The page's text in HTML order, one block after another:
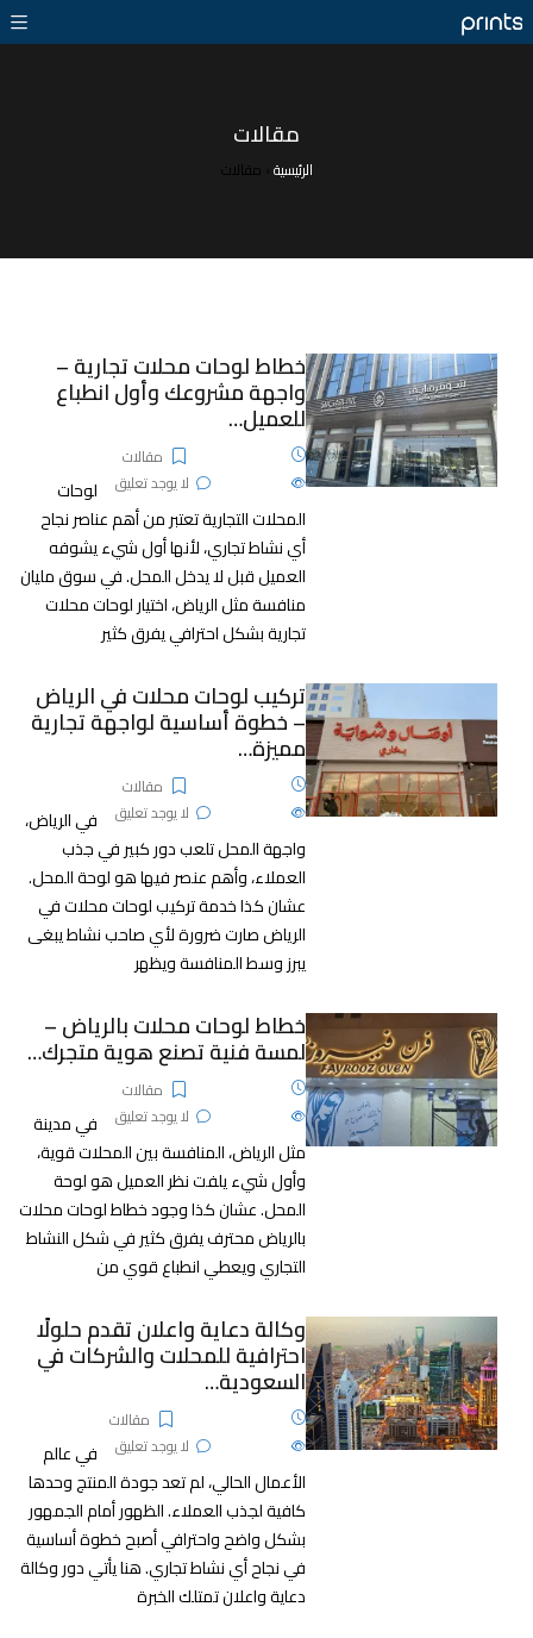
مقالات
الرئيسية مقالات
خطاط لوحات محلات تجارية –
واجهة مشروعك وأول انطباع
للعميل…
مقالات
لا يوجد تعليق
لوحات
المحلات التجارية تعتبر من أهم عناصر نجاح
أي نشاط تجاري، لأنها أول شيء يشوفه
العميل قبل لا يدخل المحل. في سوق مليان
منافسة مثل الرياض، اختيار لوحات محلات
تجارية بشكل احترافي يفرق كثير
تركيب لوحات محلات في الرياض
– خطوة أساسية لواجهة تجارية
مميزة…
مقالات
لا يوجد تعليق
في الرياض،
واجهة المحل تلعب دور كبير في جذب
العملاء، وأهم عنصر فيها هو لوحة المحل.
عشان كذا خدمة تركيب لوحات محلات في
الرياض صارت ضرورة لأي صاحب نشاط يبغى
يبرز وسط المنافسة ويظهر
خطاط لوحات محلات بالرياض –
لمسة فنية تصنع هوية متجرك…
مقالات
لا يوجد تعليق
في مدينة
مثل الرياض، المنافسة بين المحلات قوية،
وأول شيء يلفت نظر العميل هو لوحة
المحل. عشان كذا وجود خطاط لوحات محلات
بالرياض محترف يفرق كثير في شكل النشاط
التجاري ويعطي انطباع قوي من
وكالة دعاية واعلان تقدم حلولًا
احترافية للمحلات والشركات في
السعودية…
مقالات
لا يوجد تعليق
في عالم
الأعمال الحالي، لم تعد جودة المنتج وحدها
كافية لجذب العملاء. الظهور أمام الجمهور
بشكل واضح واحترافي أصبح خطوة أساسية
في نجاح أي نشاط تجاري. هنا يأتي دور وكالة
دعاية واعلان تمتلك الخبرة